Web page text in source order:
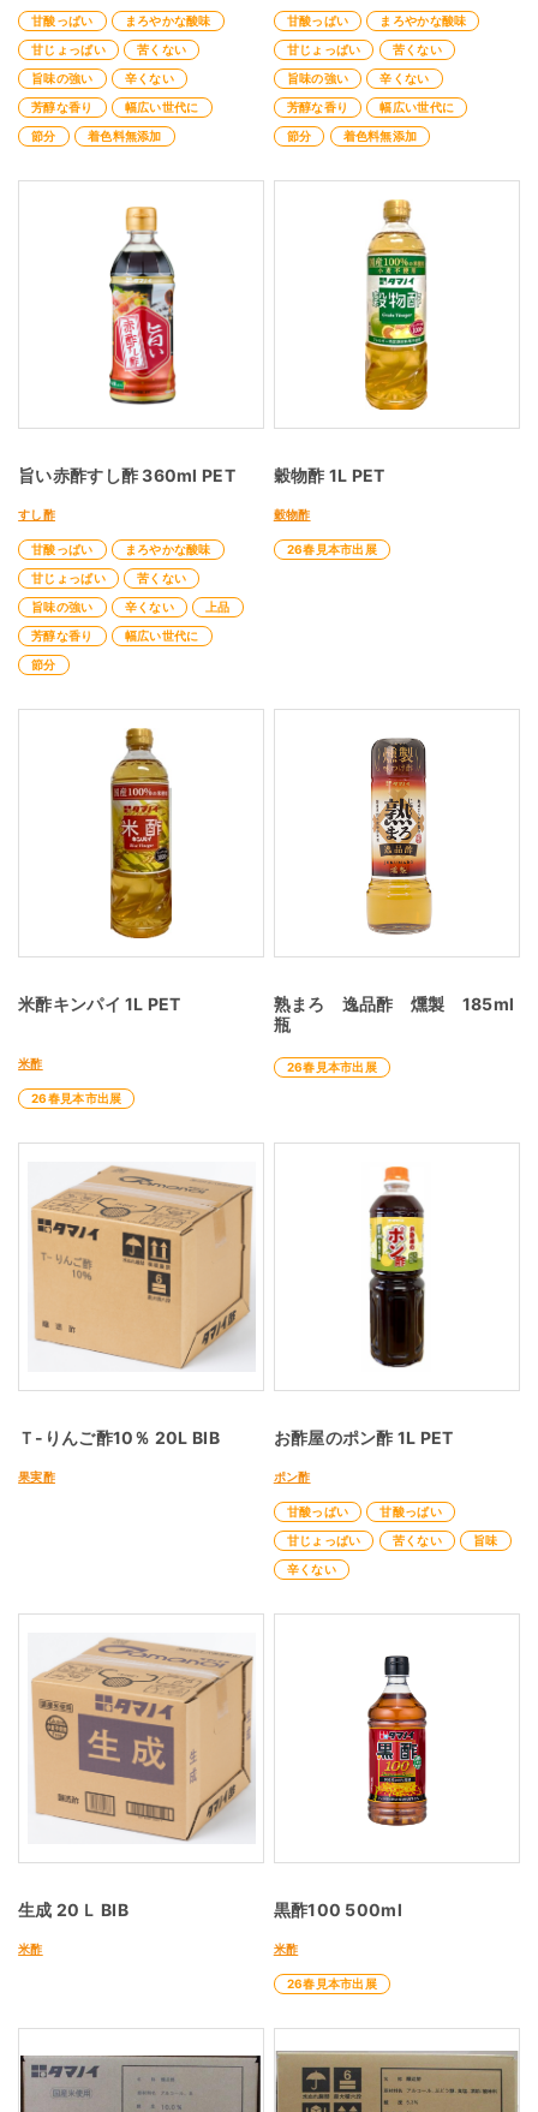
甘酸っぱい
まろやかな酸味
甘じょっぱい
苦くない
旨味の強い
辛くない
芳醇な香り
幅広い世代に
節分
着色料無添加
甘酸っぱい
まろやかな酸味
甘じょっぱい
苦くない
旨味の強い
辛くない
芳醇な香り
幅広い世代に
節分
着色料無添加
旨い赤酢すし酢 360ml PET
すし酢
甘酸っぱい
まろやかな酸味
甘じょっぱい
苦くない
旨味の強い
辛くない
上品
芳醇な香り
幅広い世代に
節分
穀物酢 1L PET
穀物酢
26春見本市出展
米酢キンパイ 1L PET
米酢
26春見本市出展
熟まろ 逸品酢 燻製 185ml
瓶
26春見本市出展
Ｔ-りんご酢10％ 20L BIB
果実酢
お酢屋のポン酢 1L PET
ポン酢
甘酸っぱい
甘酸っぱい
甘じょっぱい
苦くない
旨味
辛くない
生成 20Ｌ BIB
米酢
黒酢100 500ml
米酢
26春見本市出展